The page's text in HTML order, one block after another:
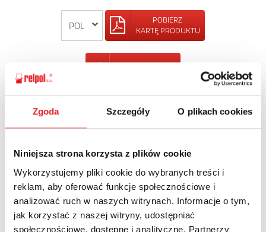
Zgoda Szczegóły O plikach cookies
Niniejsza strona korzysta z plików cookie
Wykorzystujemy pliki cookie do wybranych treści i
reklam, aby oferować funkcje społecznościowe i
analizować ruch w naszych witrynach. Informacje o tym,
jak korzystać z naszej witryny, udostępniać
społecznościowe, dostępne i analityczne. Partnerzy
POBIERZ
KARTĘ PRODUKTU
Adres e-mail: *